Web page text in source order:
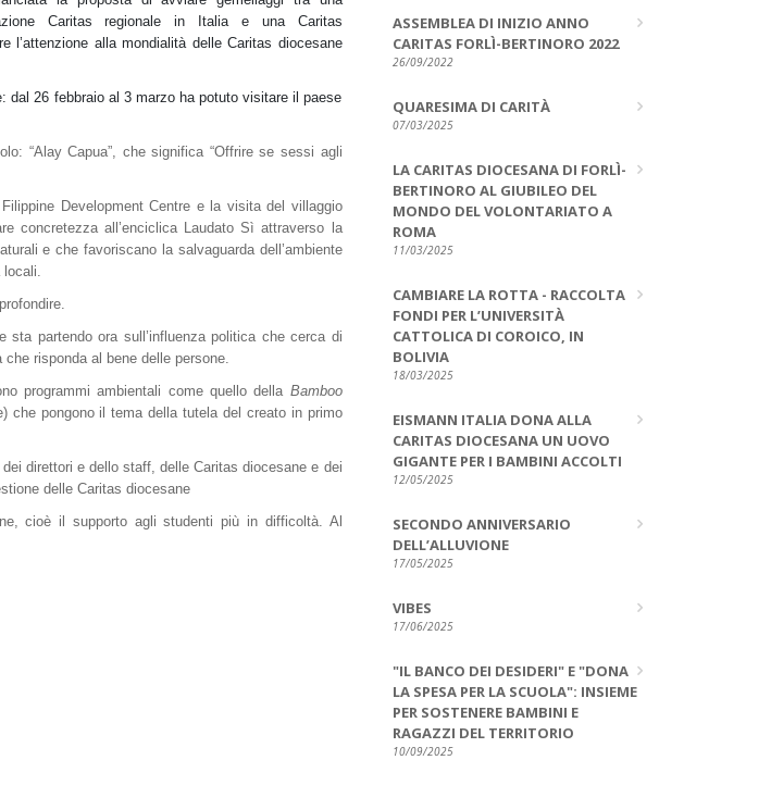
Caritas regionale in Italia e una Caritas
alla mondialità delle Caritas diocesane
dal 26 febbraio al 3 marzo ha potuto visitare il paese
“Alay Capua”, che significa “Offrire se sessi agli
Development Centre e la visita del villaggio
concretezza all’enciclica Laudato Sì attraverso la
e che favoriscano la salvaguarda dell’ambiente
locali.
sta partendo ora sull’influenza politica che cerca di
risponda al bene delle persone.
programmi ambientali come quello della Bamboo
che pongono il tema della tutela del creato in primo
direttori e dello staff, delle Caritas diocesane e dei
delle Caritas diocesane
cioè il supporto agli studenti più in difficoltà. Al
ASSEMBLEA DI INIZIO ANNO
CARITAS FORLÌ-BERTINORO 2022
26/09/2022
QUARESIMA DI CARITÀ
07/03/2025
LA CARITAS DIOCESANA DI FORLÌ-
BERTINORO AL GIUBILEO DEL
MONDO DEL VOLONTARIATO A
ROMA
11/03/2025
CAMBIARE LA ROTTA - RACCOLTA
FONDI PER L’UNIVERSITÀ
CATTOLICA DI COROICO, IN
BOLIVIA
18/03/2025
EISMANN ITALIA DONA ALLA
CARITAS DIOCESANA UN UOVO
GIGANTE PER I BAMBINI ACCOLTI
12/05/2025
SECONDO ANNIVERSARIO
DELL’ALLUVIONE
17/05/2025
VIBES
17/06/2025
"IL BANCO DEI DESIDERI" E "DONA
LA SPESA PER LA SCUOLA": INSIEME
PER SOSTENERE BAMBINI E
RAGAZZI DEL TERRITORIO
10/09/2025